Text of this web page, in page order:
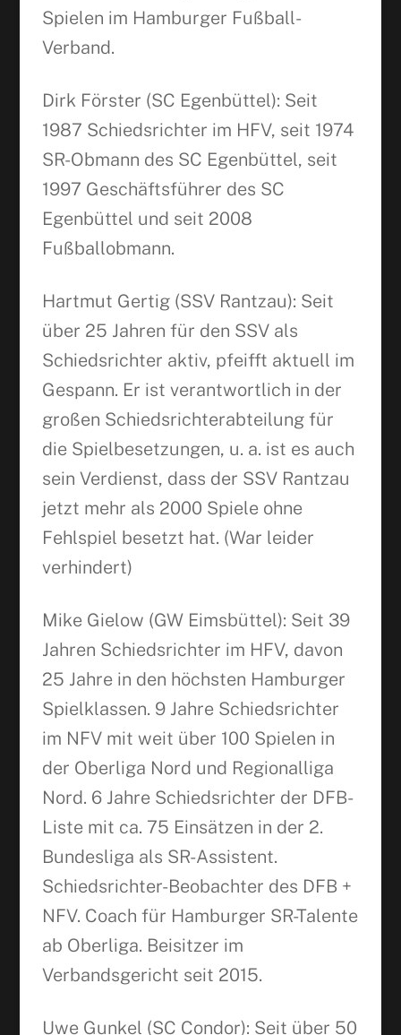
Spielen im Hamburger Fußball-
Verband.
Dirk Förster (SC Egenbüttel): Seit
1987 Schiedsrichter im HFV, seit 1974
SR-Obmann des SC Egenbüttel, seit
1997 Geschäftsführer des SC
Egenbüttel und seit 2008
Fußballobmann.
Hartmut Gertig (SSV Rantzau): Seit
über 25 Jahren für den SSV als
Schiedsrichter aktiv, pfeifft aktuell im
Gespann. Er ist verantwortlich in der
großen Schiedsrichterabteilung für
die Spielbesetzungen, u. a. ist es auch
sein Verdienst, dass der SSV Rantzau
jetzt mehr als 2000 Spiele ohne
Fehlspiel besetzt hat. (War leider
verhindert)
Mike Gielow (GW Eimsbüttel): Seit 39
Jahren Schiedsrichter im HFV, davon
25 Jahre in den höchsten Hamburger
Spielklassen. 9 Jahre Schiedsrichter
im NFV mit weit über 100 Spielen in
der Oberliga Nord und Regionalliga
Nord. 6 Jahre Schiedsrichter der DFB-
Liste mit ca. 75 Einsätzen in der 2.
Bundesliga als SR-Assistent.
Schiedsrichter-Beobachter des DFB +
NFV. Coach für Hamburger SR-Talente
ab Oberliga. Beisitzer im
Verbandsgericht seit 2015.
Uwe Gunkel (SC Condor): Seit über 50